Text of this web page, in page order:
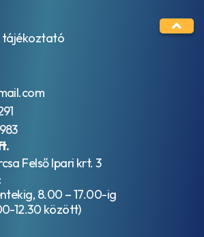
tájékoztató
Felső Ipari krt. 3
8.00 – 17.00-ig
12.30 között)